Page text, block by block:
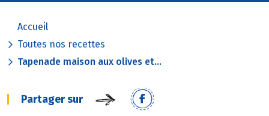
Accueil
Toutes nos recettes
Tapenade maison aux olives et...
Partager sur